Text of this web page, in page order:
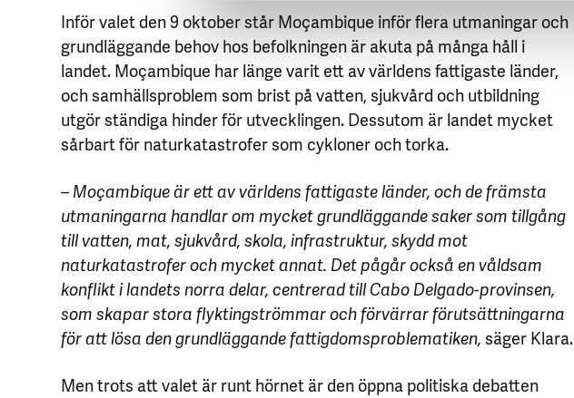
Inför valet den 9 oktober står Moçambique inför flera utmaningar och
grundläggande behov hos befolkningen är akuta på många håll i
landet. Moçambique har länge varit ett av världens fattigaste länder,
och samhällsproblem som brist på vatten, sjukvård och utbildning
utgör ständiga hinder för utvecklingen. Dessutom är landet mycket
sårbart för naturkatastrofer som cykloner och torka.
– Moçambique är ett av världens fattigaste länder, och de främsta
utmaningarna handlar om mycket grundläggande saker som tillgång
till vatten, mat, sjukvård, skola, infrastruktur, skydd mot
naturkatastrofer och mycket annat. Det pågår också en våldsam
konflikt i landets norra delar, centrerad till Cabo Delgado-provinsen,
som skapar stora flyktingströmmar och förvärrar förutsättningarna
för att lösa den grundläggande fattigdomsproblematiken,säger Klara.
Men trots att valet är runt hörnet är den öppna politiska debatten